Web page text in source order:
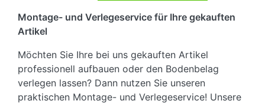
Montage- und Verlegeservice für Ihre gekauften
Artikel
Möchten Sie Ihre bei uns gekauften Artikel
professionell aufbauen oder den Bodenbelag
verlegen lassen? Dann nutzen Sie unseren
praktischen Montage- und Verlegeservice! Unsere